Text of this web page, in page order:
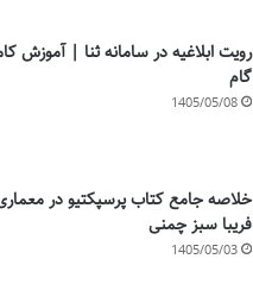
رویت ابلاغیه در سامانه ثنا | آموزش
گام
1405/05/08
خلاصه جامع کتاب پرسپکتیو در
فریبا سبز چمنی
1405/05/03